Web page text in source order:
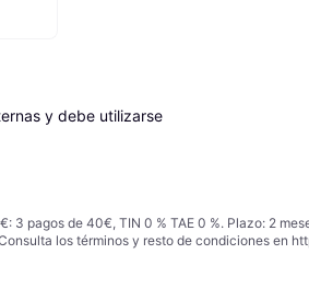
y debe utilizarse
pagos de 40€, TIN 0 % TAE 0 %. Plazo: 2
los términos y resto de condiciones en